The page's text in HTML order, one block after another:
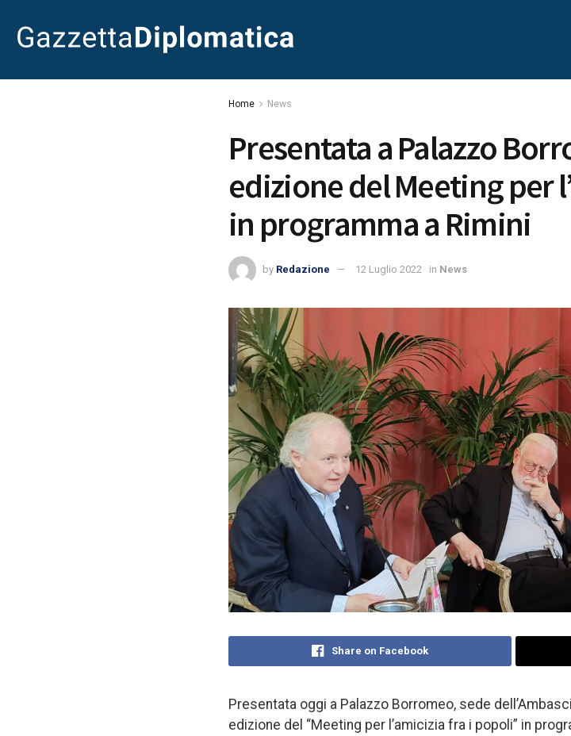
Home News
Presentata a Palazzo
edizione del Meeting per
in programma a Rimini
by Redazione 12 Luglio 2022 in News
Share on Facebook
Presentata oggi a Palazzo Borromeo, sede
edizione del “Meeting per l’amicizia fra i popoli” in